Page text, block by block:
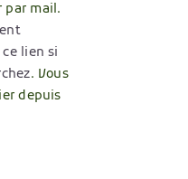
par mail.
lien si
. Vous
depuis